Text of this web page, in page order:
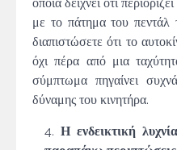
με το πάτημα του πεντάλ
διαπιστώσετε ότι το
όχι πέρα από μια
σύμπτωμα πηγαίνει
δύναμης του κινητήρα.
Η ενδεικτική λυχνία